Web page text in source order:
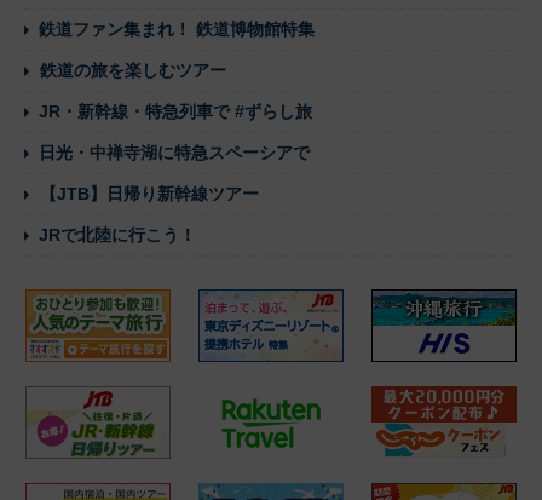
鉄道ファン集まれ！ 鉄道博物館特集
鉄道の旅を楽しむツアー
JR・新幹線・特急列車で #ずらし旅
日光・中禅寺湖に特急スペーシアで
【JTB】日帰り新幹線ツアー
JRで北陸に行こう！